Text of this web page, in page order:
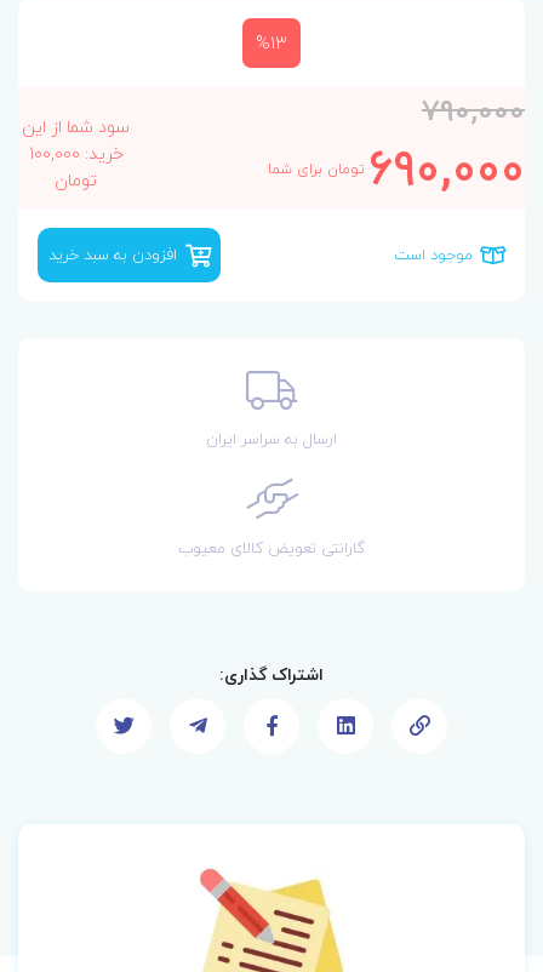
%13
790,000
690,000 تومان برای شما
سود شما از این
خرید: 100,000
تومان
موجود است افزودن به سبد خرید
ارسال به سراسر ایران
گارانتی تعویض کالای معیوب
اشتراک گذاری: